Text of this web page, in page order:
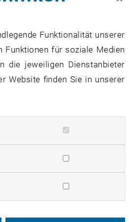
kurzen Videos vor.
Hörsälen, Werkstätten und
Fakultäten? In unserer
Begleiten Sie acht
Funktionalität unserer
Funktionen für soziale Medien
die jeweiligen Dienstanbieter
Website finden Sie in unserer